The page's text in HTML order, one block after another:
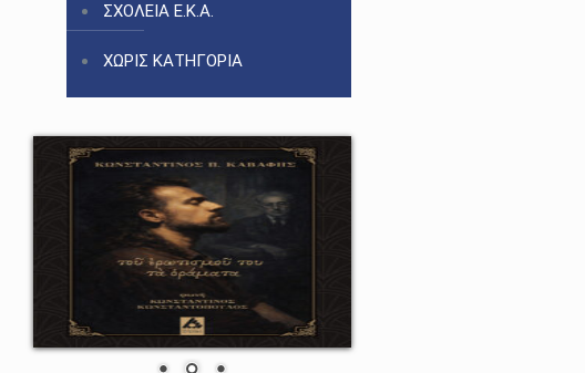
ΣΧΟΛΕΙΑ Ε.Κ.Α.
ΧΩΡΙΣ ΚΑΤΗΓΟΡΙΑ